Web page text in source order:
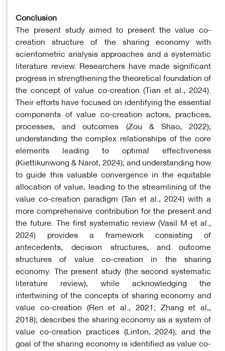
Conclusion
The present study aimed to present the value co-
creation structure of the sharing economy with
scientometric analysis approaches and a systematic
literature review. Researchers have made significant
progress in strengthening the theoretical foundation of
the concept of value co-creation (Tian et al., 2024).
Their efforts have focused on identifying the essential
components of value co-creation actors, practices,
processes, and outcomes (Zou & Shao, 2022);
understanding the complex relationships of the core
elements leading to optimal effectiveness
(Kiettikunwong & Narot, 2024); and understanding how
to guide this valuable convergence in the equitable
allocation of value, leading to the streamlining of the
value co-creation paradigm (Tan et al., 2024) with a
more comprehensive contribution for the present and
the future. The first systematic review (Vasil M et al.,
2024) provides a framework consisting of
antecedents, decision structures, and outcome
structures of value co-creation in the sharing
economy. The present study (the second systematic
literature review), while acknowledging the
intertwining of the concepts of sharing economy and
value co-creation (Ren et al., 2021; Zhang et al,,
2018); describes the sharing economy as a system of
value co-creation practices (Linton, 2024); and the
goal of the sharing economy is identified as value co-